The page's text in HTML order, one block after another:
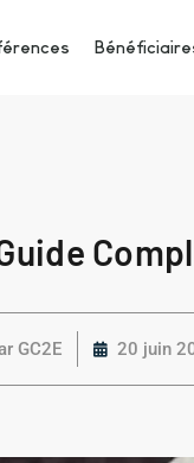
GC2E 20 juin